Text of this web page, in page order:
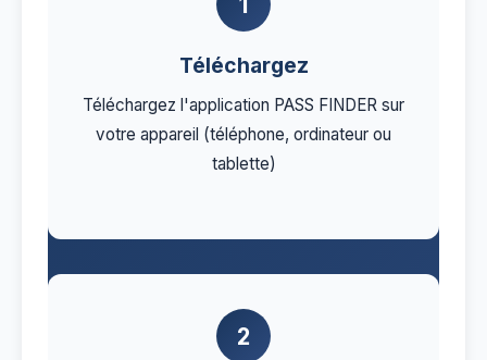
Téléchargez
Téléchargez l'application PASS FINDER sur
votre appareil (téléphone, ordinateur ou
tablette)
2